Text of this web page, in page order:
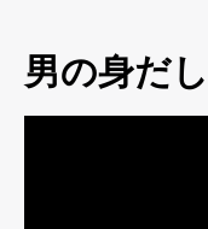
男の身だ